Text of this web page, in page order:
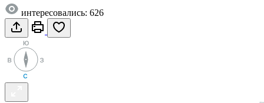
интересовались: 626